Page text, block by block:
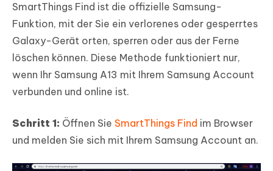
SmartThings Find ist die offizielle Samsung-
Funktion, mit der Sie ein verlorenes oder gesperrtes
Galaxy-Gerät orten, sperren oder aus der Ferne
löschen können. Diese Methode funktioniert nur,
wenn Ihr Samsung A13 mit Ihrem Samsung Account
verbunden und online ist.
Schritt 1: Öffnen Sie SmartThings Find im Browser
und melden Sie sich mit Ihrem Samsung Account an.